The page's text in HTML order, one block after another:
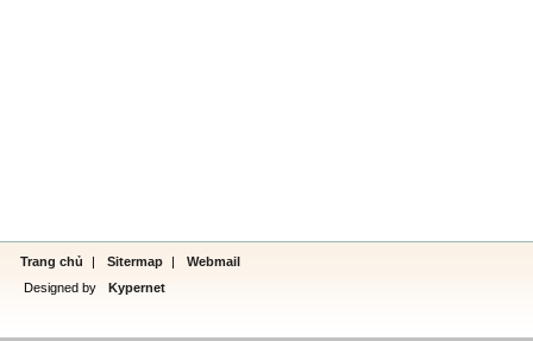
Trang chủ | Sitermap |
Webmail
Designed by
Kypernet